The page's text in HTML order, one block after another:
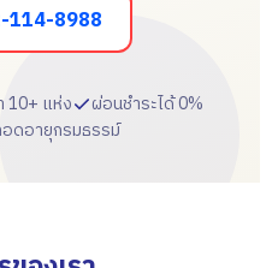
114-8988
10+ แห่ง
ผ่อนชำระได้ 0%
ดอายุกรมธรรม์